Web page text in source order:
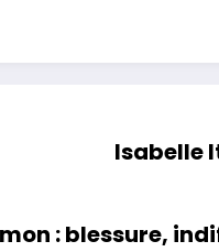
Isabelle
: blessure,